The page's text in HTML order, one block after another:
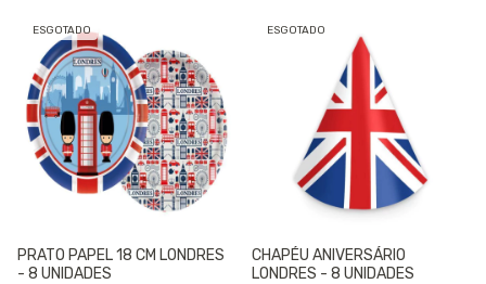
ESGOTADO
PRATO PAPEL 18 CM LONDRES
- 8 UNIDADES
ESGOTADO
CHAPÉU ANIVERSÁRIO
LONDRES - 8 UNIDADES